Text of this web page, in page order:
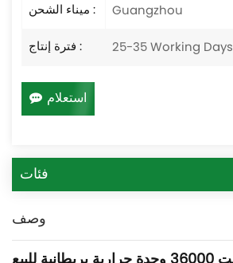
ميناء الشحن :
Guangzhou
فترة إنتاج :
25-35 Working Days
استعلام
فئات
وصف